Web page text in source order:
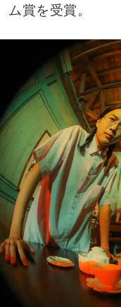
ム賞を受賞。